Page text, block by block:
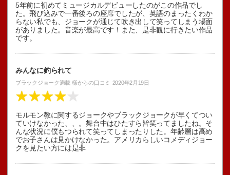
5年前に初めてミュージカルデビューしたのがこの作品でし
た。飛び込みで一番後ろの座席でしたが、英語のまったくわか
らない私でも、ジョークが通じて吹き出して笑ってしまう場面
がありました。音楽が最高です！また、是非観に行きたい作品
です。
みんなに釣られて
ブラックジョーク満載 様からの口コミ 2020年2月19日
モルモン教に関するジョークやブラックジョークが早くてつい
ていけなかった、、。舞台中はひたすら皆笑ってましたね。そ
んな状況に僕もつられて笑ってしまったりした。年齢層は高め
でお子さんは見かけなかった。アメリカらしいコメディジョー
クを見たい方には是非